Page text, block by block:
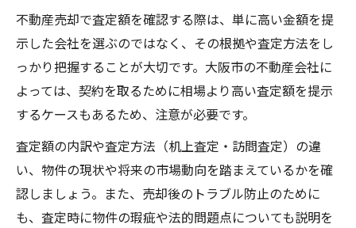
不動産売却で査定額を確認する際は、単に高い金額を提
示した会社を選ぶのではなく、その根拠や査定方法をし
っかり把握することが大切です。大阪市の不動産会社に
よっては、契約を取るために相場より高い査定額を提示
するケースもあるため、注意が必要です。
査定額の内訳や査定方法（机上査定・訪問査定）の違
い、物件の現状や将来の市場動向を踏まえているかを確
認しましょう。また、売却後のトラブル防止のために
も、査定時に物件の瑕疵や法的問題点についても説明を